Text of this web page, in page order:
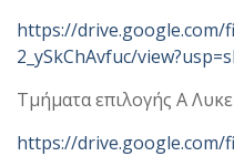
https://drive.google.com/
2_ySkChAvfuc/
Τμήματα επιλογής Α
https://drive.google.com/